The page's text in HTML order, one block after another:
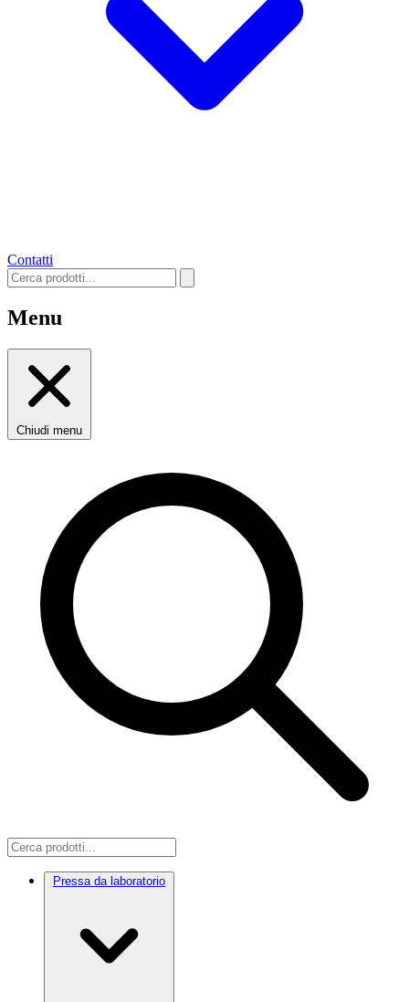
Contatti
Menu
Chiudi menu
Pressa da laboratorio